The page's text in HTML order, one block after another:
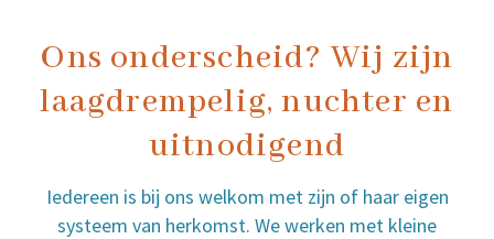
Ons onderscheid? Wij zijn
laagdrempelig, nuchter en
uitnodigend
Iedereen is bij ons welkom met zijn of haar eigen
systeem van herkomst. We werken met kleine